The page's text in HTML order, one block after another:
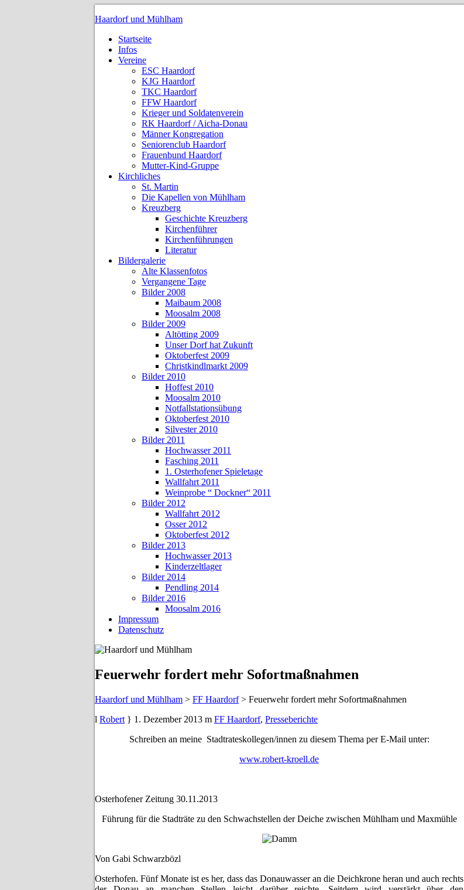
Haardorf und Mühlham
Startseite
Infos
Vereine
ESC Haardorf
KJG Haardorf
TKC Haardorf
FFW Haardorf
Krieger und Soldatenverein
RK Haardorf / Aicha-Donau
Männer Kongregation
Seniorenclub Haardorf
Frauenbund Haardorf
Mutter-Kind-Gruppe
Kirchliches
St. Martin
Die Kapellen von Mühlham
Kreuzberg
Geschichte Kreuzberg
Kirchenführer
Kirchenführungen
Literatur
Bildergalerie
Alte Klassenfotos
Vergangene Tage
Bilder 2008
Maibaum 2008
Moosalm 2008
Bilder 2009
Altötting 2009
Unser Dorf hat Zukunft
Oktoberfest 2009
Christkindlmarkt 2009
Bilder 2010
Hoffest 2010
Moosalm 2010
Notfallstationsübung
Oktoberfest 2010
Silvester 2010
Bilder 2011
Hochwasser 2011
Fasching 2011
1. Osterhofener Spieletage
Wallfahrt 2011
Weinprobe “ Dockner“ 2011
Bilder 2012
Wallfahrt 2012
Osser 2012
Oktoberfest 2012
Bilder 2013
Hochwasser 2013
Kinderzeltlager
Bilder 2014
Pendling 2014
Bilder 2016
Moosalm 2016
Impressum
Datenschutz
Feuerwehr fordert mehr Sofortmaßnahmen
Haardorf und Mühlham > FF Haardorf> Feuerwehr fordert mehr Sofortmaßnahmen
Robert
1. Dezember 2013 FF Haardorf, Presseberichte
Schreiben an meine Stadtrateskollegen/innen zu diesem Thema per E-Mail unter:
www.robert-kroell.de
Osterhofener Zeitung 30.11.2013
Führung für die Stadträte zu den Schwachstellen der Deiche zwischen Mühlham und Maxmühle
Von Gabi Schwarzbözl
Osterhofen. Fünf Monate ist es her, dass das Donauwasser an die Deichkrone heran und auch rechts